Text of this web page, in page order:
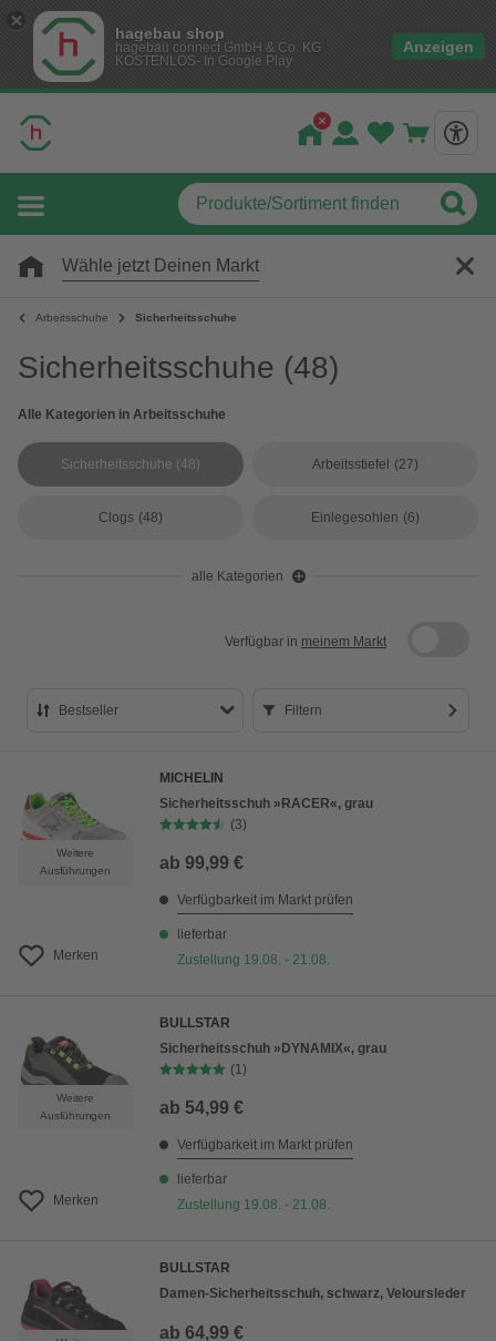
hagebau shop
hagebau connect GmbH & Co. KG
KOSTENLOS- In Google Play
Anzeigen
Wähle jetzt Deinen Markt
Arbeitsschuhe Sicherheitsschuhe
Sicherheitsschuhe (48)
Alle Kategorien in Arbeitsschuhe
Sicherheitsschuhe (48) Arbeitsstiefel (27)
Clogs (48) Einlegesohlen (6)
alle Kategorien
Verfügbar in meinem Markt
Bestseller
Preis aufsteigend
Preis absteigend
Bewertung
Filtern
Weitere
Ausführungen
Merken
MICHELIN
Sicherheitsschuh »RACER«, grau
(3)
ab 99,99 €
Verfügbarkeit im Markt prüfen
lieferbar
Zustellung 19.08. - 21.08.
Weitere
Ausführungen
Merken
BULLSTAR
Sicherheitsschuh »DYNAMIX«, grau
(1)
ab 54,99 €
Verfügbarkeit im Markt prüfen
lieferbar
Zustellung 19.08. - 21.08.
BULLSTAR
Damen-Sicherheitsschuh, schwarz, Veloursleder
ab 64,99 €